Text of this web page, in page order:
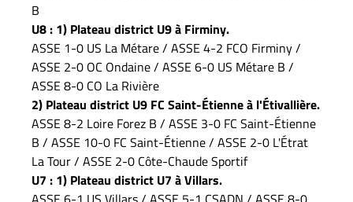
B
U8 : 1) Plateau district U9 à Firminy.
ASSE 1-0 US La Métare / ASSE 4-2 FCO Firminy /
ASSE 2-0 OC Ondaine / ASSE 6-0 US Métare B /
ASSE 8-0 CO La Rivière
2) Plateau district U9 FC Saint-Étienne à l'Étivallière.
ASSE 8-2 Loire Forez B / ASSE 3-0 FC Saint-Étienne
B / ASSE 10-0 FC Saint-Étienne / ASSE 2-0 L'Étrat
La Tour / ASSE 2-0 Côte-Chaude Sportif
U7 : 1) Plateau district U7 à Villars.